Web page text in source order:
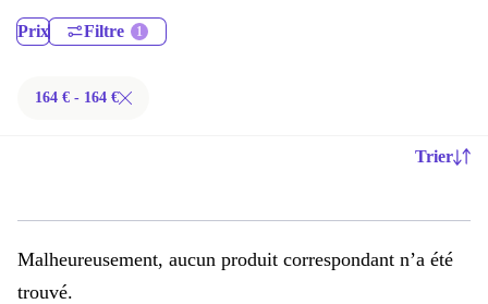
Prix Filtre
164 € - 164 €
Trier
Malheureusement, aucun produit correspondant n’a été
trouvé.